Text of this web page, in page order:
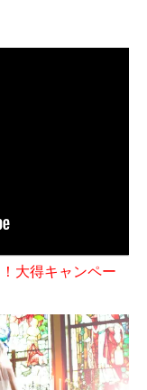
大得キャンペー